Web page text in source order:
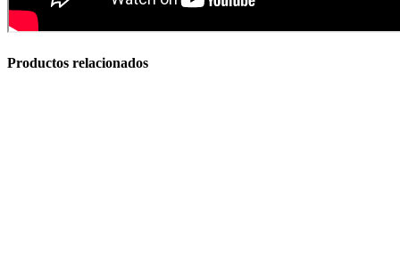
Productos relacionados